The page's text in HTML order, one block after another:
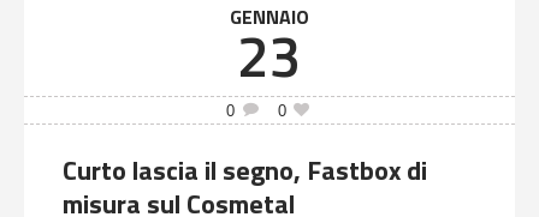
GENNAIO
23
0 0
Curto lascia il segno, Fastbox di
misura sul Cosmetal